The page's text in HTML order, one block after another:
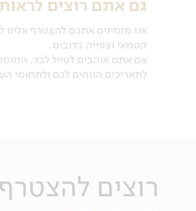
גם אתם רוצים
אנו מזמינים אתכם להצטרף אלינו ל
קטמאי וצפייה בדובים.
אם אתם אוהבים לטייל לבד,
לתאריכים הנוחים לכם ולתחומי
רוצים